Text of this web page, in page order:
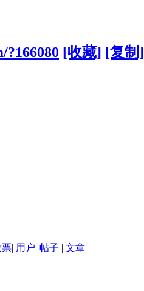
?166080 [收藏] [复制]
票| 用户| 帖子 | 文章